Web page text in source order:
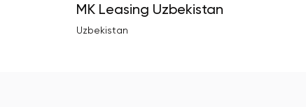
MK Leasing Uzbekistan
Uzbekistan